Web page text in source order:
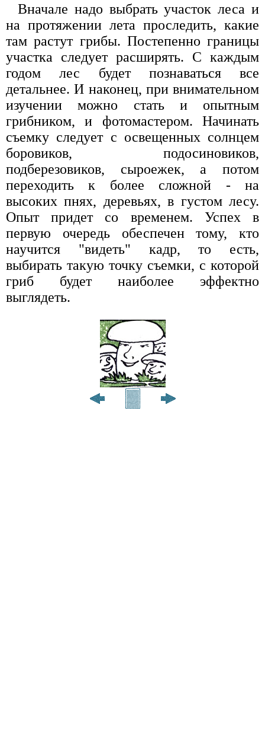
Вначале надо выбрать участок леса и
на протяжении лета проследить, какие
там растут грибы. Постепенно границы
участка следует расширять. С каждым
годом лес будет познаваться все
детальнее. И наконец, при внимательном
изучении можно стать и опытным
грибником, и фотомастером. Начинать
съемку следует с освещенных солнцем
боровиков, подосиновиков,
подберезовиков, сыроежек, а потом
переходить к более сложной - на
высоких пнях, деревьях, в густом лесу.
Опыт придет со временем. Успех в
первую очередь обеспечен тому, кто
научится "видеть" кадр, то есть,
выбирать такую точку съемки, с которой
гриб будет наиболее эффектно
выглядеть.